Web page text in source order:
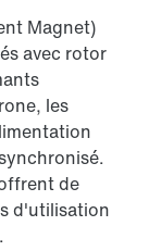
Magnet)
avec rotor
les
de
d'utilisation